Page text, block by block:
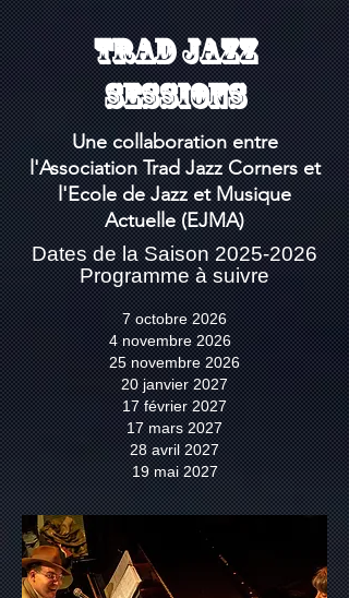
Trad Jazz
Sessions
Une collaboration entre
l'Association Trad Jazz Corners et
l'Ecole de Jazz et Musique
Actuelle (EJMA)
Dates de la Saison2025-2026
Programme à suivre
7 octobre 2026
4 novembre 2026
25 novembre 2026
20 janvier 2027
17 février 2027
17 mars 2027
28 avril 2027
19 mai 2027